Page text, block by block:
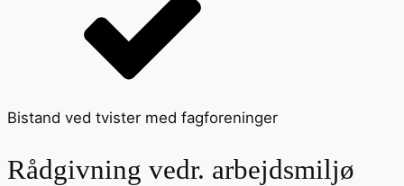
Bistand ved tvister med fagforeninger
Rådgivning vedr. arbejdsmiljø